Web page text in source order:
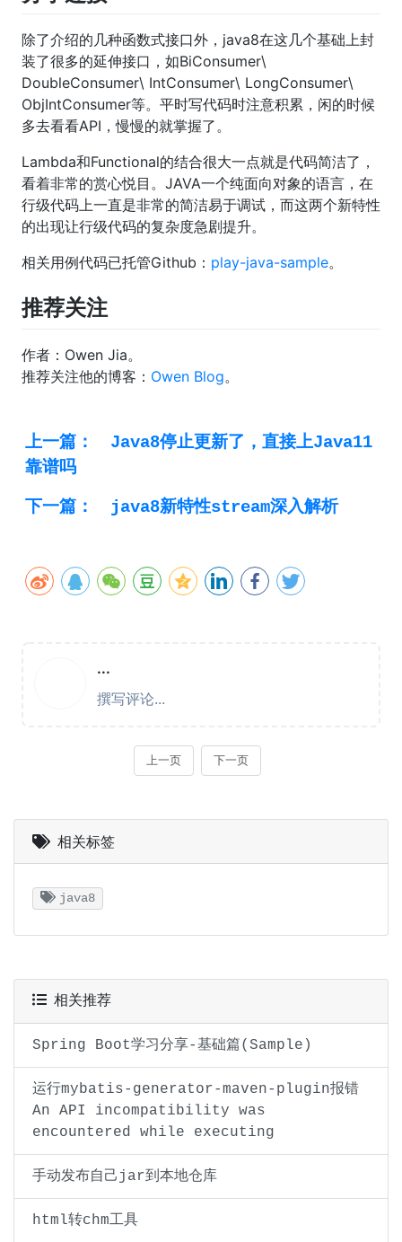
除了介绍的几种函数式接口外，java8在这几个基础上封
装了很多的延伸接口，如BiConsumer\
DoubleConsumer\ IntConsumer\ LongConsumer\
ObjIntConsumer等。平时写代码时注意积累，闲的时候
多去看看API，慢慢的就掌握了。
Lambda和Functional的结合很大一点就是代码简洁了，
看着非常的赏心悦目。JAVA一个纯面向对象的语言，在
行级代码上一直是非常的简洁易于调试，而这两个新特性
的出现让行级代码的复杂度急剧提升。
相关用例代码已托管Github： play-java-sample。
推荐关注
作者：Owen Jia。
推荐关注他的博客： Owen Blog。
上一篇：
Java8停止更新了，直接上Java11
靠谱吗
下一篇：
java8新特性stream深入解析
相关标签
java8
相关推荐
Spring Boot学习分享-基础篇(Sample)
运行mybatis-generator-maven-plugin报错
An API incompatibility was
encountered while executing
手动发布自己jar到本地仓库
html转chm工具